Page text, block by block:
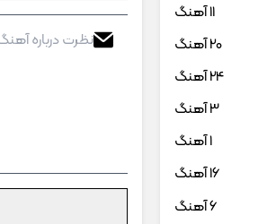
11 آهنگ
20 آهنگ
24 آهنگ
3 آهنگ
1 آهنگ
16 آهنگ
6 آهنگ